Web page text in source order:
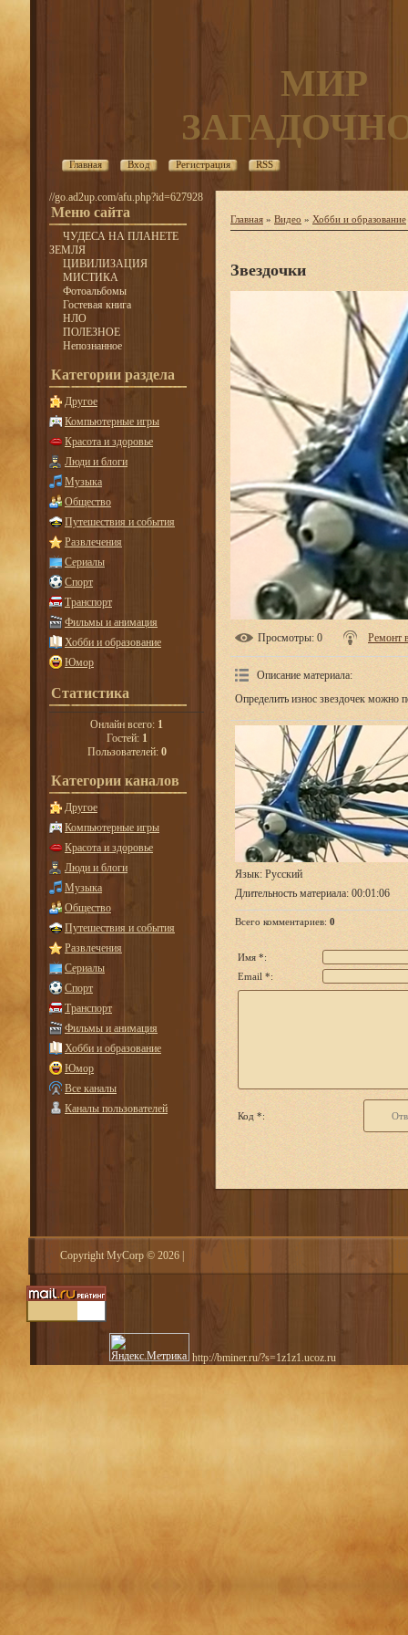
МИР
Главная Вход Регистрация RSS
//go.ad2up.com/afu.php?id=627928
Меню сайта
ЧУДЕСА НА ПЛАНЕТЕ
ЗЕМЛЯ
ЦИВИЛИЗАЦИЯ
МИСТИКА
Фотоальбомы
Гостевая книга
НЛО
ПОЛЕЗНОЕ
Непознанное
Категории раздела
Другое
Компьютерные игры
Красота и здоровье
Люди и блоги
Музыка
Общество
Путешествия и события
Развлечения
Сериалы
Спорт
Транспорт
Фильмы и анимация
Хобби и образование
Юмор
Статистика
Онлайн всего: 1
Гостей: 1
Пользователей: 0
Категории каналов
Другое
Компьютерные игры
Красота и здоровье
Люди и блоги
Музыка
Общество
Путешествия и события
Развлечения
Сериалы
Спорт
Транспорт
Фильмы и анимация
Хобби и образование
Юмор
Все каналы
Каналы пользователей
Главная » Видео » Хобби и образование
Звездочки
Просмотры: 0 Ремонт
Описание материала:
Определить износ звездочек можно
Язык: Русский
Длительность материала: 00:01:06
Всего комментариев: 0
Имя *:
Email *:
Код *:
Copyright MyCorp © 2026
http://bminer.ru/?s=1z1z1.ucoz.ru